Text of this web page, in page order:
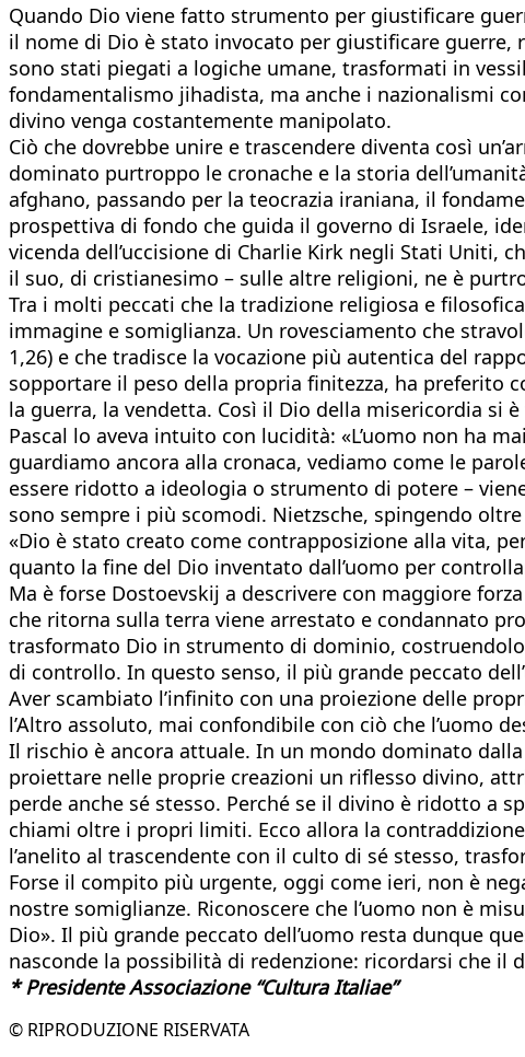
Quando Dio viene fatto strumento per giustificare
il nome di Dio è stato invocato per giustificare guerre,
sono stati piegati a logiche umane, trasformati in
fondamentalismo jihadista, ma anche i nazionalismi
divino venga costantemente manipolato.
Ciò che dovrebbe unire e trascendere diventa così
dominato purtroppo le cronache e la storia
afghano, passando per la teocrazia iraniana, il
prospettiva di fondo che guida il governo di Israele,
vicenda dell’uccisione di Charlie Kirk negli Stati Uniti,
il suo, di cristianesimo – sulle altre religioni, ne è
Tra i molti peccati che la tradizione religiosa e
immagine e somiglianza. Un rovesciamento che
1,26) e che tradisce la vocazione più autentica del
sopportare il peso della propria finitezza, ha preferito
la guerra, la vendetta. Così il Dio della misericordia si
Pascal lo aveva intuito con lucidità: «L’uomo non ha
guardiamo ancora alla cronaca, vediamo come le
essere ridotto a ideologia o strumento di potere –
sono sempre i più scomodi. Nietzsche, spingendo
«Dio è stato creato come contrapposizione alla vita,
quanto la fine del Dio inventato dall’uomo per
Ma è forse Dostoevskij a descrivere con maggiore
che ritorna sulla terra viene arrestato e condannato
trasformato Dio in strumento di dominio,
di controllo. In questo senso, il più grande peccato
Aver scambiato l’infinito con una proiezione delle
l’Altro assoluto, mai confondibile con ciò che l’uomo
Il rischio è ancora attuale. In un mondo dominato
proiettare nelle proprie creazioni un riflesso divino,
perde anche sé stesso. Perché se il divino è ridotto a
chiami oltre i propri limiti. Ecco allora la
l’anelito al trascendente con il culto di sé stesso,
Forse il compito più urgente, oggi come ieri, non è
nostre somiglianze. Riconoscere che l’uomo non è
Dio». Il più grande peccato dell’uomo resta dunque
nasconde la possibilità di redenzione: ricordarsi che
* Presidente Associazione “Cultura Italiae”
© RIPRODUZIONE RISERVATA